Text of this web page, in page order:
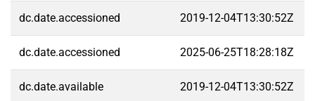
dc.date.accessioned 2019-12-04T13:30:52Z
dc.date.accessioned 2025-06-25T18:28:18Z
dc.date.available 2019-12-04T13:30:52Z